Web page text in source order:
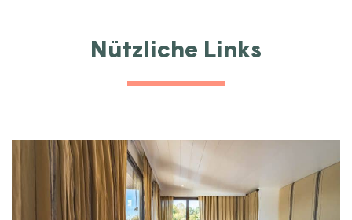
Nützliche Links